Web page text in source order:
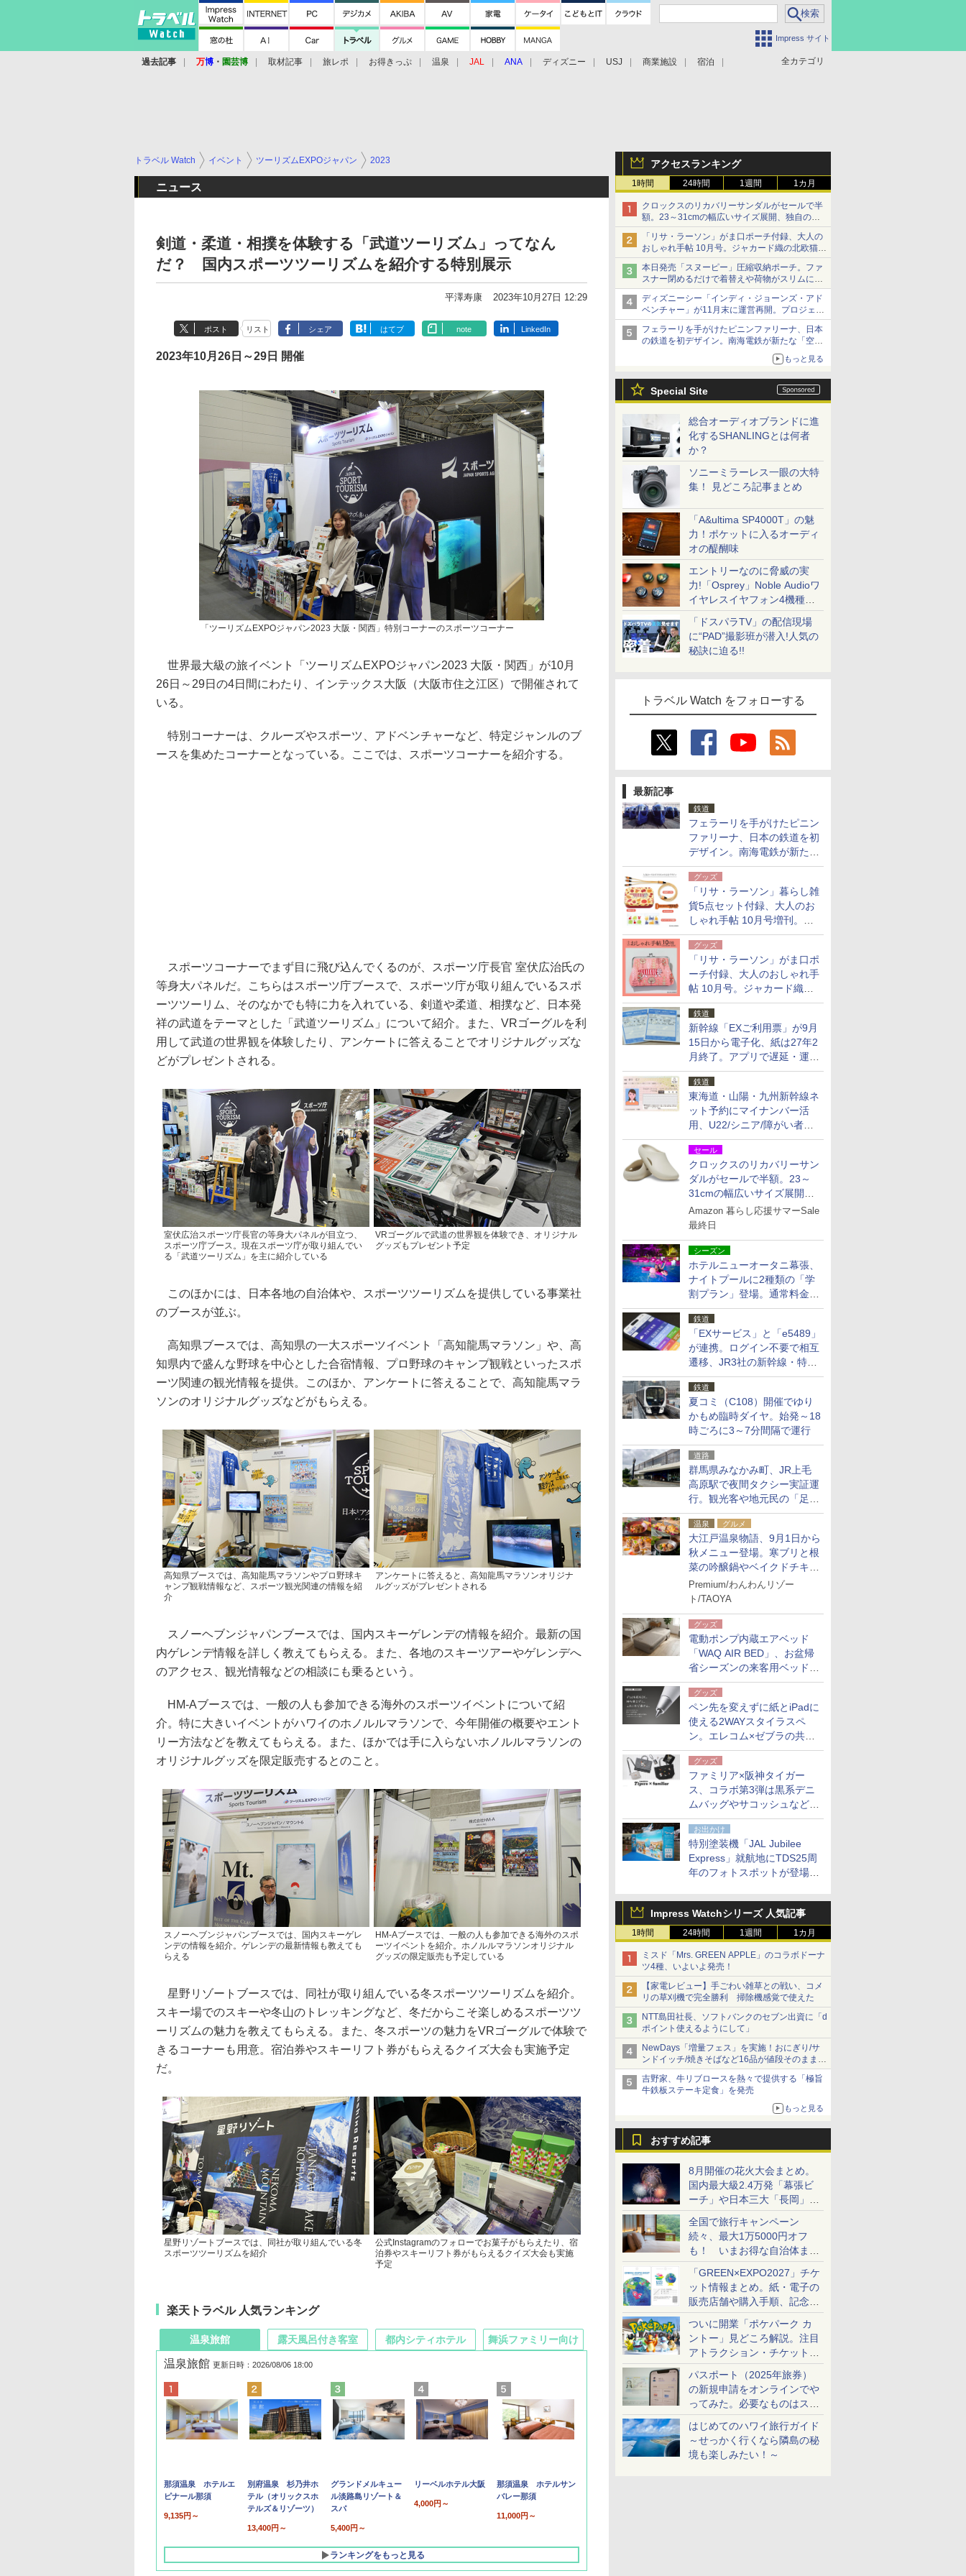
Impress サイト
全カテゴリ
過去記事 万博 ・ 園芸博 取材記事 旅レポ お得きっぷ 温泉 JAL ANA ディズニー USJ 商業施設 宿泊
アクセスランキング
1時間 24時間 1週間 1カ月
クロックスのリカバリーサンダルがセールで半
額。23～31cmの幅広いサイズ展開、独自のク
ッション素材を採用
「リサ・ラーソン」がま口ポーチ付録、大人の
おしゃれ手帖 10月号。ジャカード織の北欧猫デ
ザイン
本日発売「スヌーピー」圧縮収納ポーチ。ファ
スナー閉めるだけで着替えや荷物がスリムにま
とまる
ディズニーシー「インディ・ジョーンズ・アド
ベンチャー」が11月末に運営再開。プロジェク
ションマッピングを追加、DPAは1500円
フェラーリを手がけたピニンファリーナ、日本
の鉄道を初デザイン。南海電鉄が新たな「空港
もっと見る
Special Site
総合オーディオブランドに進
化するSHANLINGとは何者
か？
ソニーミラーレス一眼の大特
集！ 見どころ記事まとめ
「A&ultima SP4000T」の魅
力！ポケットに入るオーディ
オの醍醐味
エントリーなのに脅威の実
力!「Osprey」Noble Audioワ
イヤレスイヤフォン4機種を
一気に聴く
「ドスパラTV」の配信現場
に“PAD”撮影班が潜入!人気の
秘訣に迫る!!
トラベル Watch をフォローする
最新記事
鉄道
フェラーリを手がけたピニン
ファリーナ、日本の鉄道を初
デザイン。南海電鉄が新たな
「空港特急」をなにわ筋線へ
導入
グッズ
「リサ・ラーソン」暮らし雑
貨5点セット付録、大人のお
しゃれ手帖 10月号増刊。
USBケーブルや缶ケースなど
グッズ
「リサ・ラーソン」がま口ポ
ーチ付録、大人のおしゃれ手
帖 10月号。ジャカード織の
北欧猫デザイン
鉄道
新幹線「EXご利用票」が9月
15日から電子化、紙は27年2
月終了。アプリで遅延・運休
も確認可能に
鉄道
東海道・山陽・九州新幹線ネ
ット予約にマイナンバー活
用、U22/シニア/障がい者割
を9月15日から発売
セール
クロックスのリカバリーサン
ダルがセールで半額。23～
31cmの幅広いサイズ展開、
独自のクッション素材を採用
Amazon 暮らし応援サマーSale
最終日
シーズン
ホテルニューオータニ幕張、
ナイトプールに2種類の「学
割プラン」登場。通常料金の
およそ半額でお得に夜活
鉄道
「EXサービス」と「e5489」
が連携。ログイン不要で相互
遷移、JR3社の新幹線・特急
予約をアプリで一括確認
鉄道
夏コミ（C108）開催でゆり
かもめ臨時ダイヤ。始発～18
時ごろに3～7分間隔で運行
道路
群馬県みなかみ町、JR上毛
高原駅で夜間タクシー実証運
行。観光客や地元民の「足が
ない」課題解消へ、木金土に
2台体制
温泉 グルメ
大江戸温泉物語、9月1日から
秋メニュー登場。寒ブリと根
菜の吟醸鍋やベイクドチキ
ン、ショコラ＆栗スイーツも
食べ放題に
Premium/わんわんリゾー
ト/TAOYA
グッズ
電動ポンプ内蔵エアベッド
「WAQ AIR BED」、お盆帰
省シーズンの来客用ベッドに
も。使用後は収納バッグでコ
ンパクトに保管
グッズ
ペン先を変えずに紙とiPadに
使える2WAYスタイラスペ
ン。エレコム×ゼブラの共同
開発
グッズ
ファミリア×阪神タイガー
ス、コラボ第3弾は黒系デニ
ムバッグやサコッシュなど6
点。8月21日オンラインスト
アで発売
お出かけ
特別塗装機「JAL Jubilee
Express」就航地にTDS25周
年のフォトスポットが登場。
Impress Watchシリーズ 人気記事
1時間 24時間 1週間 1カ月
ミスド「Mrs. GREEN APPLE」のコラボドーナ
ツ4種、いよいよ発売！
【家電レビュー】手ごわい雑草との戦い、コメ
リの草刈機で完全勝利 掃除機感覚で使えた
NTT島田社長、ソフトバンクのセブン出資に「d
ポイント使えるようにして」
NewDays「増量フェス」を実施！おにぎり/サ
ンドイッチ/焼きそばなど16品が値段そのままで
ボリュームアップ
吉野家、牛リブロースを熱々で提供する「極旨
牛鉄板ステーキ定食」を発売
もっと見る
おすすめ記事
8月開催の花火大会まとめ。
国内最大級2.4万発「幕張ビ
ーチ」や日本三大「長岡」な
ど大型イベント目白押し！
全国で旅行キャンペーン
続々、最大1万5000円オフ
も！ いまお得な自治体まと
め
「GREEN×EXPO2027」チケ
ット情報まとめ。紙・電子の
販売店舗や購入手順、記念チ
ケットも解説
ついに開業「ポケパーク カ
ントー」見どころ解説。注目
アトラクション・チケット手
配・来場前に必要な準備は？
パスポート（2025年旅券）
の新規申請をオンラインでや
ってみた。必要なものはスマ
ホとマイナカードのみ
はじめてのハワイ旅行ガイド
～せっかく行くなら隣島の秘
境も楽しみたい！～
トラベル Watch イベント ツーリズムEXPOジャパン 2023
ニュース
剣道・柔道・相撲を体験する「武道ツーリズム」ってなん
だ？ 国内スポーツツーリズムを紹介する特別展示
平澤寿康 2023年10月27日 12:29
ポスト リスト シェア はてブ note LinkedIn
2023年10月26日～29日 開催
「ツーリズムEXPOジャパン2023 大阪・関西」特別コーナーのスポーツコーナー
世界最大級の旅イベント「ツーリズムEXPOジャパン2023 大阪・関西」が10月
26日～29日の4日間にわたり、インテックス大阪（大阪市住之江区）で開催されて
いる。
特別コーナーは、クルーズやスポーツ、アドベンチャーなど、特定ジャンルのブ
ースを集めたコーナーとなっている。ここでは、スポーツコーナーを紹介する。
スポーツコーナーでまず目に飛び込んでくるのが、スポーツ庁長官 室伏広治氏の
等身大パネルだ。こちらはスポーツ庁ブースで、スポーツ庁が取り組んでいるスポ
ーツツーリム、そのなかでも特に力を入れている、剣道や柔道、相撲など、日本発
祥の武道をテーマとした「武道ツーリズム」について紹介。また、VRゴーグルを利
用して武道の世界観を体験したり、アンケートに答えることでオリジナルグッズな
どがプレゼントされる。
室伏広治スポーツ庁長官の等身大パネルが目立つ、
スポーツ庁ブース。現在スポーツ庁が取り組んでい
る「武道ツーリズム」を主に紹介している
VRゴーグルで武道の世界観を体験でき、オリジナル
グッズもプレゼント予定
このほかには、日本各地の自治体や、スポーツツーリズムを提供している事業社
のブースが並ぶ。
高知県ブースでは、高知県の一大スポーツイベント「高知龍馬マラソン」や、高
知県内で盛んな野球を中心とした合宿情報、プロ野球のキャンプ観戦といったスポ
ーツ関連の観光情報を提供。このほか、アンケートに答えることで、高知龍馬マラ
ソンのオリジナルグッズなどがもらえる。
高知県ブースでは、高知龍馬マラソンやプロ野球キ
ャンプ観戦情報など、スポーツ観光関連の情報を紹
介
アンケートに答えると、高知龍馬マラソンオリジナ
ルグッズがプレゼントされる
スノーヘブンジャパンブースでは、国内スキーゲレンデの情報を紹介。最新の国
内ゲレンデ情報を詳しく教えてもらえる。また、各地のスキーツアーやゲレンデへ
のアクセス、観光情報などの相談にも乗るという。
HM-Aブースでは、一般の人も参加できる海外のスポーツイベントについて紹
介。特に大きいイベントがハワイのホノルルマラソンで、今年開催の概要やエント
リー方法などを教えてもらえる。また、ほかでは手に入らないホノルルマラソンの
オリジナルグッズを限定販売するとのこと。
スノーヘブンジャパンブースでは、国内スキーゲレ
ンデの情報を紹介。ゲレンデの最新情報も教えても
らえる
HM-Aブースでは、一般の人も参加できる海外のスポ
ーツイベントを紹介。ホノルルマラソンオリジナル
グッズの限定販売も予定している
星野リゾートブースでは、同社が取り組んでいる冬スポーツツーリズムを紹介。
スキー場でのスキーや冬山のトレッキングなど、冬だからこそ楽しめるスポーツツ
ーリズムの魅力を教えてもらえる。また、冬スポーツの魅力をVRゴーグルで体験で
きるコーナーも用意。宿泊券やスキーリフト券がもらえるクイズ大会も実施予定
だ。
星野リゾートブースでは、同社が取り組んでいる冬
スポーツツーリズムを紹介
公式Instagramのフォローでお菓子がもらえたり、宿
泊券やスキーリフト券がもらえるクイズ大会も実施
予定
楽天トラベル 人気ランキング
温泉旅館
温泉旅館 更新日時：2026/08/06 18:00
那須温泉 ホテルエ
ピナール那須
9,135円～
別府温泉 杉乃井ホ
テル（オリックスホ
テルズ＆リゾーツ）
13,400円～
グランドメルキュー
ル淡路島リゾート＆
スパ
5,400円～
リーベルホテル大阪
4,000円～
那須温泉 ホテルサン
バレー那須
11,000円～
ランキングをもっと見る
露天風呂付き客室 都内シティホテル 舞浜ファミリー向け